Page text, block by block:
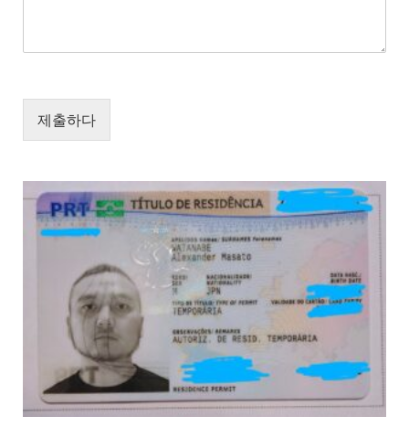
제출하다